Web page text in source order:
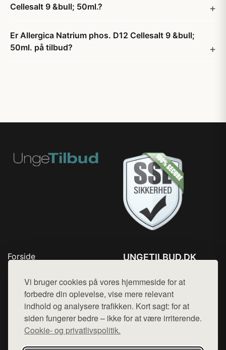
Vi bruger cookies på vores hjemmeside for at
forbedre din oplevelse, vise mere relevant
indhold og analysere trafikken. Kort sagt: for at
siden fungerer bedre – ikke for at være irriterende.
Cookie- og privatlivspolitik.
Cellesalt 9 &bull; 50ml.?
Er Allergica Natrium phos. D12 Cellesalt 9 &bull;
50ml. på tilbud?
Forside
Top Rabatter
Blog
Kontakt
UNGETILBUD.DK
Mail: hej@want.dk
Cookie- og privatlivspolitik